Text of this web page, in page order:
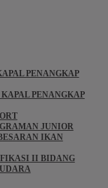
PENANGKAP
PENANGKAP
JUNIOR
IKAN
II BIDANG